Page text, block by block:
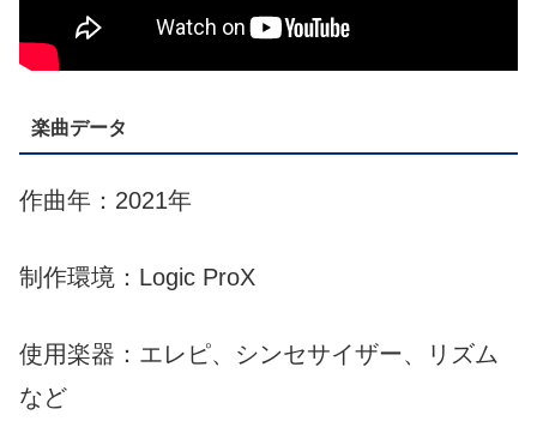
楽曲データ
作曲年：2021年
制作環境：Logic ProX
使用楽器：エレピ、シンセサイザー、リズム
など